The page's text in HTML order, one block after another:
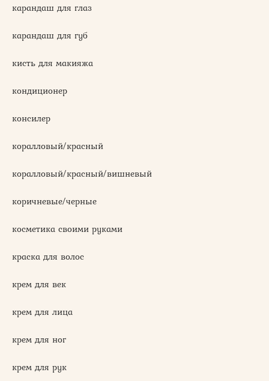
карандаш для глаз
карандаш для губ
кисть для макияжа
кондиционер
консилер
коралловый/красный
коралловый/красный/вишневый
коричневые/черные
косметика своими руками
краска для волос
крем для век
крем для лица
крем для ног
крем для рук